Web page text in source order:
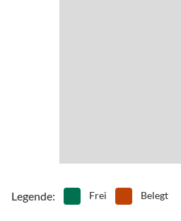
erwarten Sie eine Märchenwelt
Hochfügen und Zillertal Arena.
Legende: Frei Belegt